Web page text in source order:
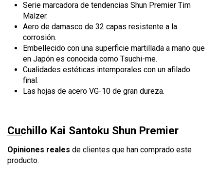
Serie marcadora de tendencias Shun Premier Tim
Mälzer.
Aero de damasco de 32 capas resistente a la
corrosión.
Embellecido con una superficie martillada a mano que
en Japón es conocida como Tsuchi-me.
Cualidades estéticas intemporales con un afilado
final.
Las hojas de acero VG-10 de gran dureza.
Cuchillo Kai Santoku Shun Premier
Opiniones reales de clientes que han comprado este
producto.